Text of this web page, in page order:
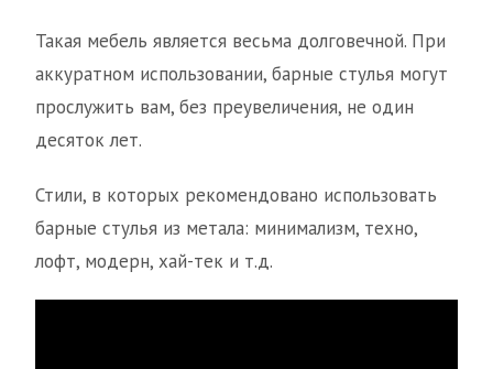
Такая мебель является весьма долговечной. При
аккуратном использовании, барные стулья могут
прослужить вам, без преувеличения, не один
десяток лет.
Стили, в которых рекомендовано использовать
барные стулья из метала: минимализм, техно,
лофт, модерн, хай-тек и т.д.